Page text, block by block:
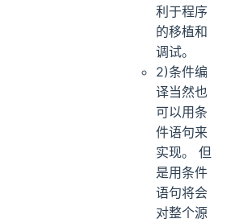
利于程序
的移植和
调试。
2)条件编
译当然也
可以用条
件语句来
实现。 但
是用条件
语句将会
对整个源